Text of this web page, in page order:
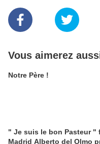
Vous aimerez
Notre Père !
" Je suis le bon Pasteur "
Madrid Alberto del Olmo prêtre pour